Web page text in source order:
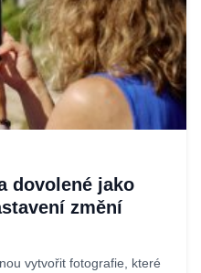
dovolené jako
změní
vytvořit fotografie, které